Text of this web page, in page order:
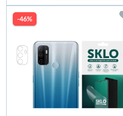
-46%